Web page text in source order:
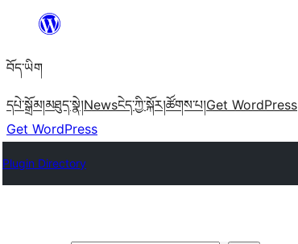
content
བོད་ཡིག
དཔེ་སྒྲོམ།མཐུད་སྣེ།Newsངེད་ཀྱི་སྐོར།ཚོགས་པ།Get WordPress
Get WordPress
Plugin Directory